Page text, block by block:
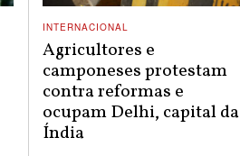
INTERNACIONAL
Agricultores e
camponeses protestam
contra reformas e
ocupam Delhi, capital da
Índia